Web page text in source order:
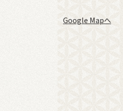
Google Mapへ